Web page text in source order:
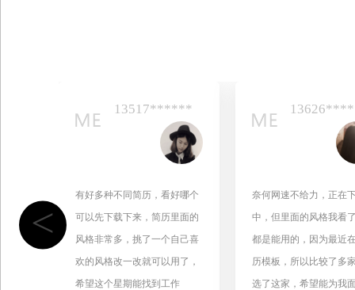
<
13517******
有好多种不同简历，看好哪个
可以先下载下来，简历里面的
风格非常多，挑了一个自己喜
欢的风格改一改就可以用了，
希望这个星期能找到工作
奈何网速不给力，正在
中，但里面的风格我看
都是能用的，因为最近
历模板，所以比较了多
选了这家，希望能为我